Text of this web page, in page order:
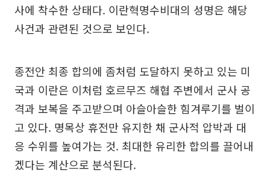
사에 착수한 상태다. 이란혁명수비대의 성명은 해당
사건과 관련된 것으로 보인다.
종전안 최종 합의에 좀처럼 도달하지 못하고 있는 미
국과 이란은 이처럼 호르무즈 해협 주변에서 군사 공
격과 보복을 주고받으며 아슬아슬한 힘겨루기를 벌이
고 있다. 명목상 휴전만 유지한 채 군사적 압박과 대
응 수위를 높여가는 것. 최대한 유리한 합의를 끌어내
겠다는 계산으로 분석된다.